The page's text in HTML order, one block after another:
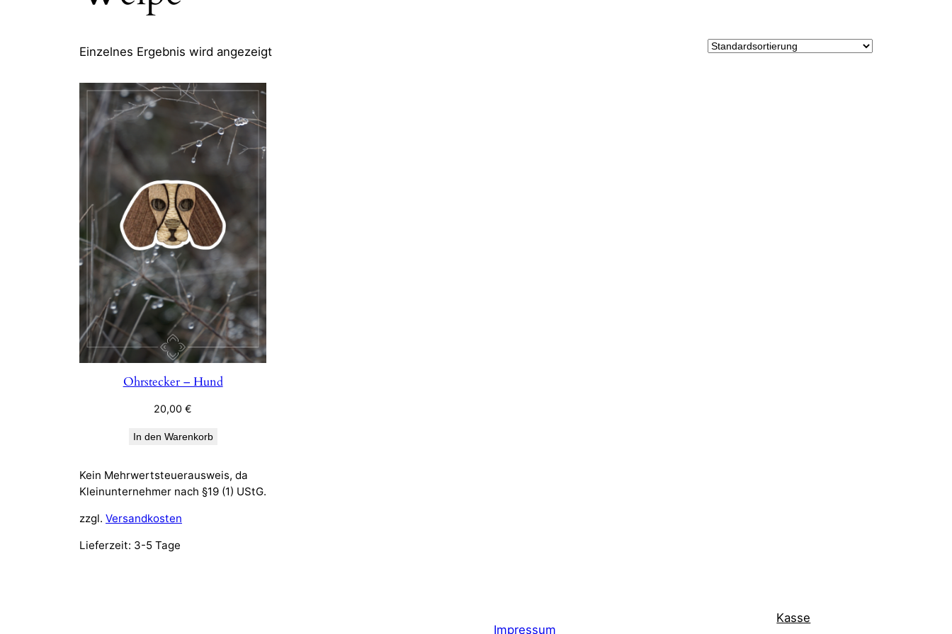
Einzelnes Ergebnis wird angezeigt
Ohrstecker – Hund
20,00€
In den Warenkorb
Kein Mehrwertsteuerausweis, da
Kleinunternehmer nach §19 (1) UStG.
zzgl. Versandkosten
Lieferzeit: 3-5 Tage
Impressum
Kasse